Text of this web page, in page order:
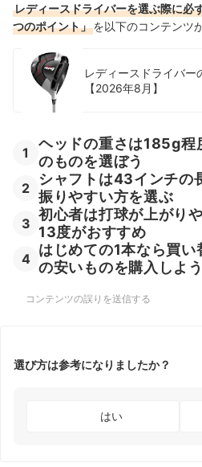
レディースドライバーを選ぶ際に必
つのポイント」を以下のコンテンツ
レディースドライバー
【2026年8月】
1
ヘッドの重さは185g
のものを選ぼう
2
シャフトは43インチの
振りやすい方を選ぶ
3
初心者は打球が上がり
13度がおすすめ
4
はじめての1本なら買
の安いものを購入しよう
コンテンツの誤りを送信する
選び方は参考になりましたか？
はい